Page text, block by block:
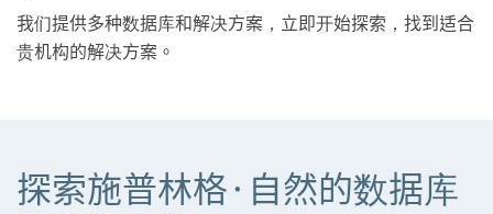
我们提供多种数据库和解决方案，立即开始探索，找到适合
贵机构的解决方案。
探索施普林格·自然的数据库